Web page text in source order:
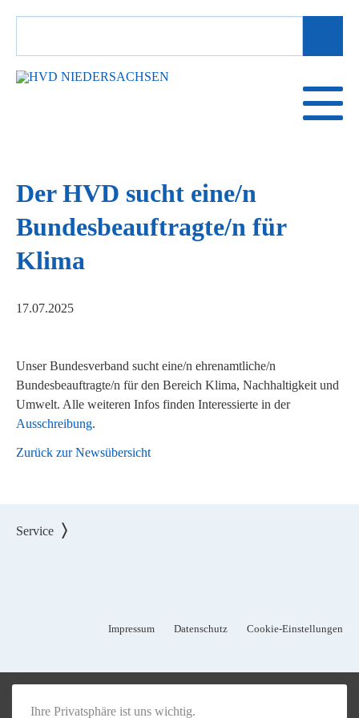
SUCHBEGRIFFE
Der HVD sucht eine/n
Bundesbeauftragte/n für
Klima
17.07.2025
Unser Bundesverband sucht eine/n ehrenamtliche/n
Bundesbeauftragte/n für den Bereich Klima, Nachhaltigkeit und
Umwelt. Alle weiteren Infos finden Interessierte in der
Ausschreibung.
Zurück zur Newsübersicht
Service
Impressum Datenschutz Cookie-Einstellungen
Ihre Privatsphäre ist uns wichtig.